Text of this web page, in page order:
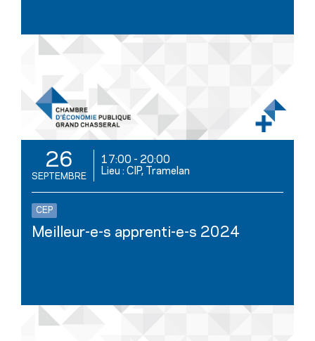
26
SEPTEMBRE
17:00 - 20:00
Lieu : CIP, Tramelan
CEP
Meilleur-e-s apprenti-e-s 2024